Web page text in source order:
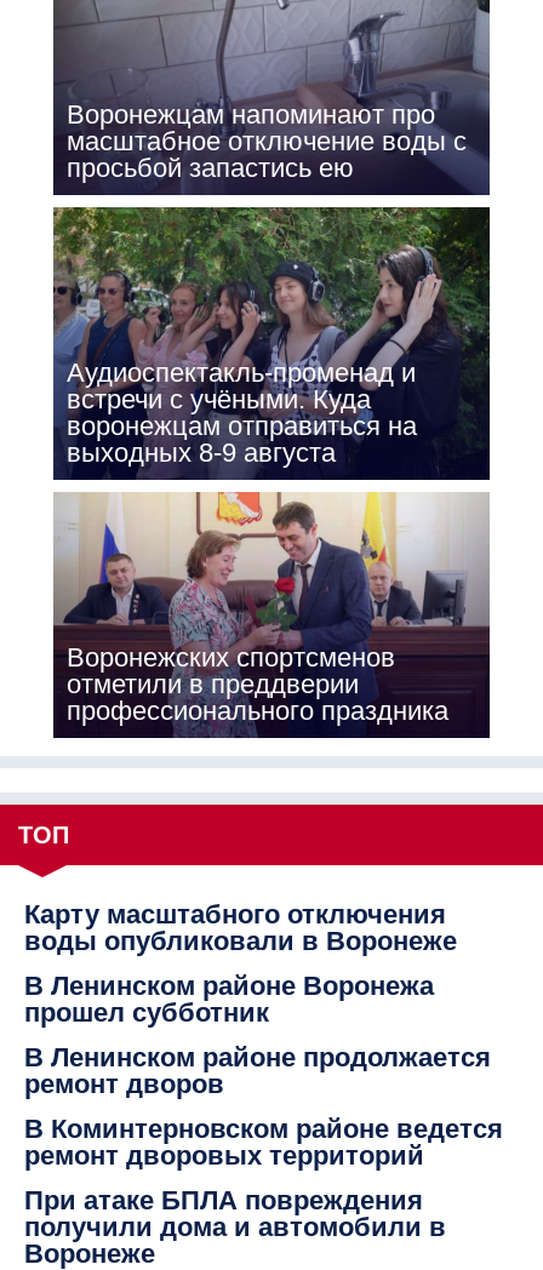
Воронежцам напоминают про
масштабное отключение воды с
просьбой запастись ею
Аудиоспектакль-променад и
встречи с учёными. Куда
воронежцам отправиться на
выходных 8-9 августа
Воронежских спортсменов
отметили в преддверии
профессионального праздника
ТОП
Карту масштабного отключения
воды опубликовали в Воронеже
В Ленинском районе Воронежа
прошел субботник
В Ленинском районе продолжается
ремонт дворов
В Коминтерновском районе ведется
ремонт дворовых территорий
При атаке БПЛА повреждения
получили дома и автомобили в
Воронеже